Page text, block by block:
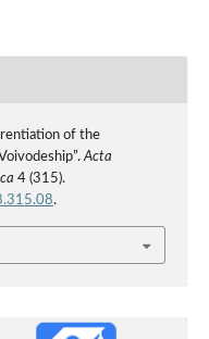
of the
Acta
4 (315).
.